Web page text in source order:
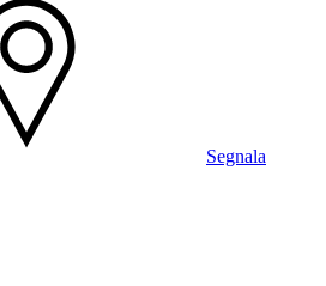
Segnala